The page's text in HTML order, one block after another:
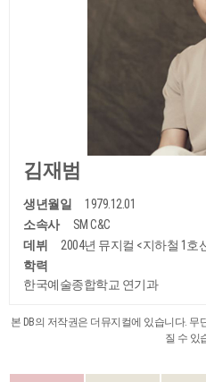
김재범
생년월일
1979.12.01
소속사
SM C&C
데뷔
2004년 뮤지컬 <지하철 1호
학력
한국예술종합학교 연기과
본 DB의 저작권은 더뮤지컬에 있습니다.
질 수 있